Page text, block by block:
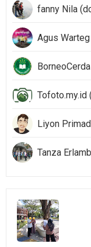
fanny Nila
Agus
Tofoto.my.id
Liyon
Tanza